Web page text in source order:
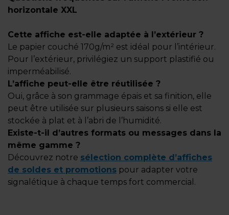
horizontale XXL
Cette affiche est-elle adaptée à l’extérieur ?
Le papier couché 170g/m² est idéal pour l’intérieur.
Pour l’extérieur, privilégiez un support plastifié ou
imperméabilisé.
L’affiche peut-elle être réutilisée ?
Oui, grâce à son grammage épais et sa finition, elle
peut être utilisée sur plusieurs saisons si elle est
stockée à plat et à l’abri de l’humidité.
Existe-t-il d’autres formats ou messages dans la
même gamme ?
Découvrez notre sélection complète d’affiches
de soldes et promotions pour adapter votre
signalétique à chaque temps fort commercial.